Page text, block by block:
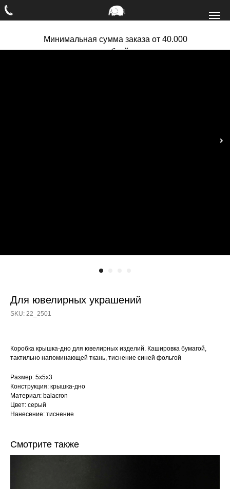
Минимальная сумма заказа от 40.000
рублей
Для ювелирных украшений
SKU: 22_2501
Коробка крышка-дно для ювелирных изделий. Кашировка бумагой,
тактильно напоминающей ткань, тиснение синей фольгой
Размер: 5х5х3
Конструкция: крышка-дно
Материал: balacron
Цвет: серый
Нанесение: тиснение
Смотрите также